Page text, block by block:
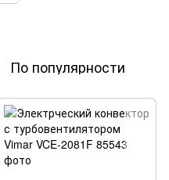
По популярности